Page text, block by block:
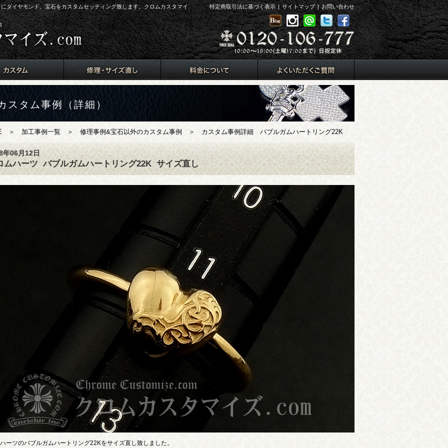
ダイヤモンド、宝石をカスタムセッティング致します。クロムカスタマイ お問い合わせ
|
サイトマップ
|
特定商取引法に基づく表示
スタム事例（詳細）
＞ 加工事例一覧 ＞ 修理事例&宝石以外のカスタム事例 ＞ カスタム事例詳細 バブルガムハートリング22K
年06月12日
ムハーツ バブルガムハートリング22K サイズ直し
ーツのバブルガムハートリング22Kをサイズ直し致しました。